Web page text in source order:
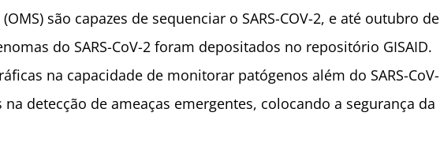
são capazes de sequenciar o SARS-COV-2, e até outubro de
do SARS-CoV-2 foram depositados no repositório GISAID.
na capacidade de monitorar patógenos além do SARS-CoV-
detecção de ameaças emergentes, colocando a segurança da